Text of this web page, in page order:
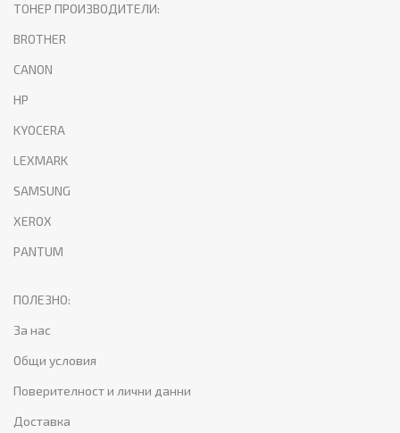
ТОНЕР ПРОИЗВОДИТЕЛИ:
BROTHER
CANON
HP
KYOCERA
LEXMARK
SAMSUNG
XEROX
PANTUM
ПОЛЕЗНО:
За нас
Общи условия
Поверителност и лични данни
Доставка